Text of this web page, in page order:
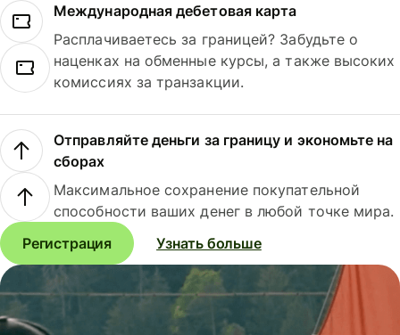
Международная дебетовая карта
Расплачиваетесь за границей? Забудьте о
наценках на обменные курсы, а также высоких
комиссиях за транзакции.
Отправляйте деньги за границу и экономьте на
сборах
Максимальное сохранение покупательной
способности ваших денег в любой точке мира.
Регистрация
Узнать больше